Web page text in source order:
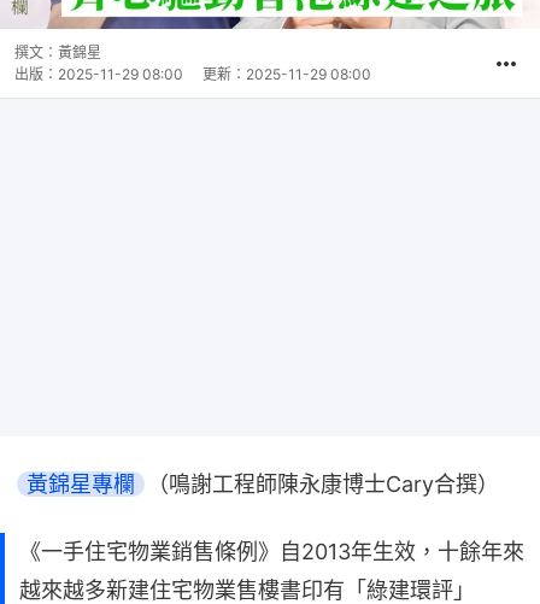
撰文： 黃錦星
出版： 2025-11-29 08:00 更新： 2025-11-29 08:00
黃錦星專欄 （鳴謝工程師陳永康博士Cary合撰）
《一手住宅物業銷售條例》自2013年生效，十餘年來
越來越多新建住宅物業售樓書印有「綠建環評」